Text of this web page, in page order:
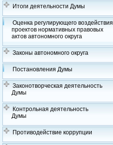
Итоги деятельности Думы
Оценка регулирующего воздействия
проектов нормативных правовых
актов автономного округа
Законы автономного округа
Постановления Думы
Законотворческая деятельность
Думы
Контрольная деятельность
Думы
Противодействие коррупции